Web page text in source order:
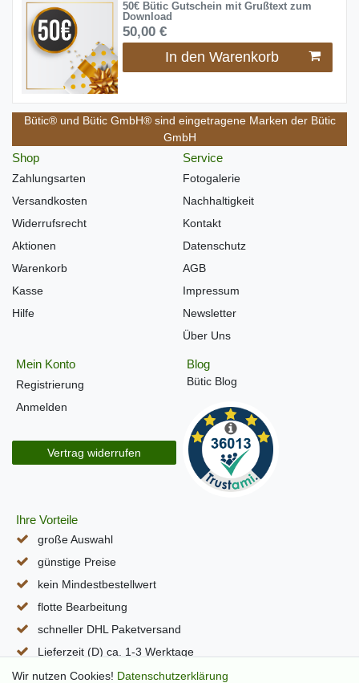
50€ Bütic Gutschein mit Grußtext zum
Download
50,00 €
In den Warenkorb
Bütic® und Bütic GmbH® sind eingetragene Marken der Bütic
GmbH
Shop
Zahlungsarten
Versandkosten
Widerrufsrecht
Aktionen
Warenkorb
Kasse
Hilfe
Service
Fotogalerie
Nachhaltigkeit
Kontakt
Datenschutz
AGB
Impressum
Newsletter
Über Uns
Mein Konto
Registrierung
Anmelden
Vertrag widerrufen
Blog
Bütic Blog
Ihre Vorteile
große Auswahl
günstige Preise
kein Mindestbestellwert
flotte Bearbeitung
schneller DHL Paketversand
Lieferzeit (D) ca. 1-3 Werktage
alle Seiten per SSL verschlüsselt
Wir nutzen Cookies! Daten­schutz­erklärung